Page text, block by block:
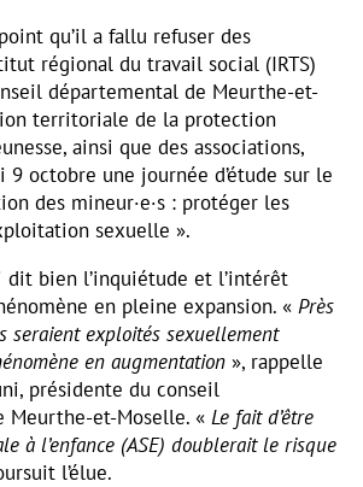
qu’il a fallu refuser des
régional du travail social (IRTS)
départemental de Meurthe-et-
territoriale de la protection
ainsi que des associations,
octobre une journée d’étude sur le
des mineur·e·s : protéger les
sexuelle ».
dit bien l’inquiétude et l’intérêt
en pleine expansion. « Près
seraient exploités sexuellement
en augmentation », rappelle
présidente du conseil
Meurthe-et-Moselle. « Le fait d’être
à l’enfance (ASE) doublerait le risque
l’élue.